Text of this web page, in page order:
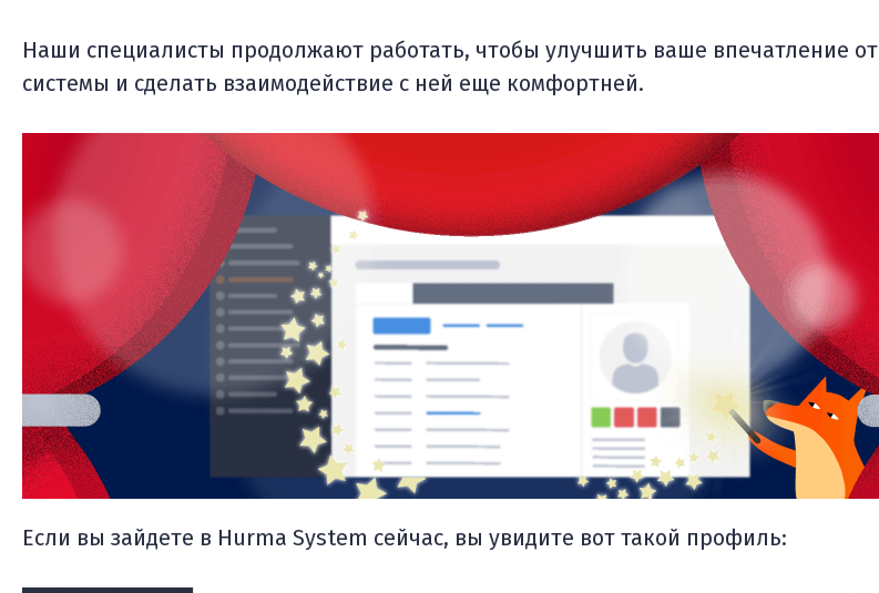
Наши специалисты продолжают работать, чтобы улучшить ваше впечатление от
системы и сделать взаимодействие с ней еще комфортней.
Если вы зайдете в Hurma System сейчас, вы увидите вот такой профиль: